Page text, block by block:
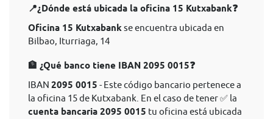
📍¿Dónde está ubicada la oficina 15 Kutxabank❓
Oficina 15 Kutxabankse encuentra ubicada en
Bilbao, Iturriaga, 14
🏦 ¿Qué banco tiene IBAN 2095 0015❓
IBAN 2095 0015 - Este código bancario pertenece a
la oficina 15 de Kutxabank. En el caso de tener ✅ la
cuenta bancaria 2095 0015 tu oficina está ubicada